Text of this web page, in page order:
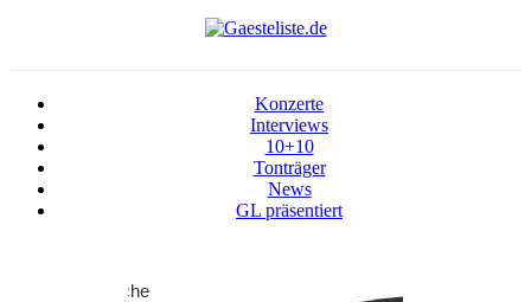
Konzerte
Interviews
10+10
Tonträger
News
GL präsentiert
Suche